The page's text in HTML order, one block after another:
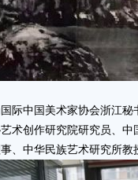
中国美术家协会浙江秘
术创作研究院研究员、
、中华民族艺术研究所